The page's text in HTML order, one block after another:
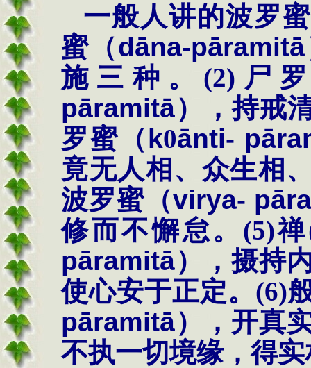
一般人讲的波罗
蜜（dāna-pāramitā
施三种。 (2) 尸
pāramitā），持戒
罗蜜（k0ānti- pā
竟无人相、众生相
波罗蜜（virya- pā
修而不懈怠。 (5)禅
pāramitā），摄持
使心安于正定。 (6)
pāramitā），开真
不执一切境缘，得